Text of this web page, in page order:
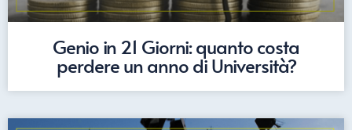
Genio in 21 Giorni: quanto costa
perdere un anno di Università?